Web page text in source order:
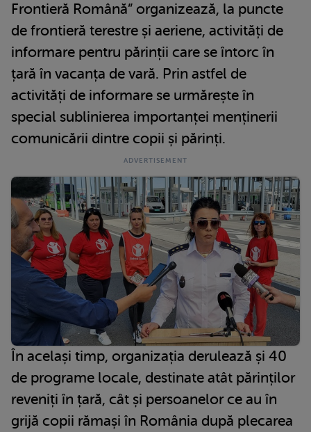
Frontieră Română” organizează, la puncte
de frontieră terestre și aeriene, activități de
informare pentru părinții care se întorc în
țară în vacanța de vară. Prin astfel de
activități de informare se urmărește în
special sublinierea importanței menținerii
comunicării dintre copii și părinți.
În același timp, organizația derulează și 40
de programe locale, destinate atât părinților
reveniți în țară, cât și persoanelor ce au în
grijă copii rămași în România după plecarea